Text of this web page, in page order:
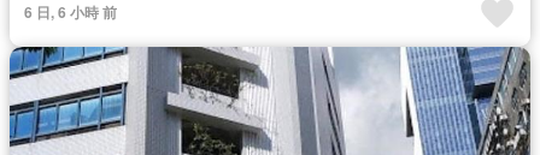
6 日, 6 小時 前